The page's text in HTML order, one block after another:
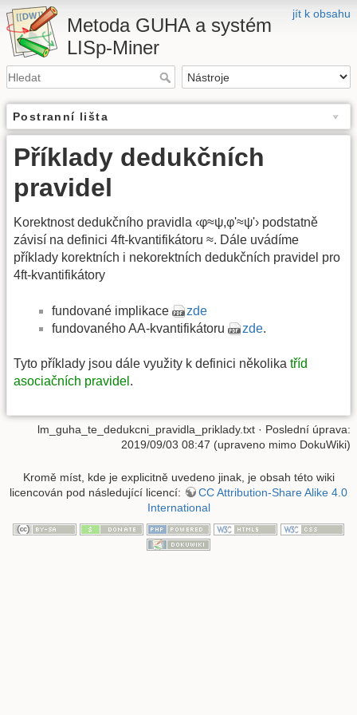
jít k obsahu
Metoda GUHA a systém
LISp-Miner
Postranní lišta
Příklady dedukčních
pravidel
Korektnost dedukčního pravidla ‹φ≈ψ,φ'≈ψ'› podstatně
závisí na definici 4ft-kvantifikátoru ≈. Dále uvádíme
příklady korektních i nekorektních dedukčních pravidel pro
4ft-kvantifikátory
fundované implikace
zde
fundovaného AA-kvantifikátoru
zde.
Tyto příklady jsou dále využity k definici několika tříd
asociačních pravidel .
lm_guha_te_dedukcni_pravidla_priklady.txt · Poslední úprava:
2019/09/03 08:47 (upraveno mimo DokuWiki)
Kromě míst, kde je explicitně uvedeno jinak, je obsah této wiki
licencován pod následující licencí:
CC Attribution-Share Alike 4.0
International